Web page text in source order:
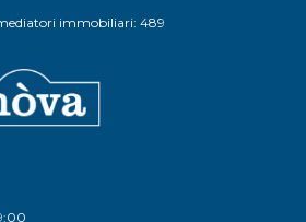
immobiliari: 489